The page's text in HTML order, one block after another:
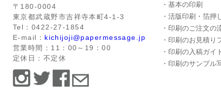
〒180-0004
東京都武蔵野市吉祥寺本町4-1-3
Tel：0422-27-1854
E-mail： kichijoji@papermessage.jp
営業時間：11：00～19：00
定休日：不定休
・基本の印刷
・活版印刷・箔押
・印刷のご注文の
・印刷のお見積り
・印刷の入稿ガイ
・印刷のサンプル